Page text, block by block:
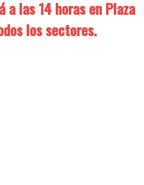
a las 14 horas en Plaza
los sectores.